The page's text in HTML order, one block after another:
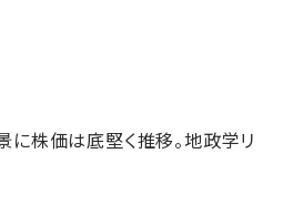
に株価は底堅く推移。地政学リ